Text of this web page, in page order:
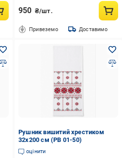
950 ₴/шт.
Привеземо Доставимо
Рушник вишитий хрестиком
32х200 см (РВ 01-50)
оцінити